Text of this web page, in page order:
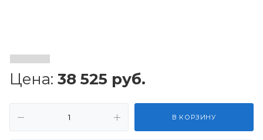
Цена: 38 525 руб.
В КОРЗИНУ